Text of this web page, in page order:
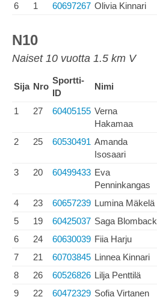
6
1 60697267 Olivia Kinnari
N10
Naiset 10 vuotta 1.5 km V
Sija Nro
Sportti-
ID
Nimi
1 27 60405155 Verna
Hakamaa
2 25 60530491 Amanda
Isosaari
3 20 60499433 Eva
Penninkangas
4 23 60657239 Lumina Mäkelä
5
19 60425037 Saga Blomback
6
24 60630039 Fiia Harju
7
21 60703845 Linnea Kinnari
8
26 60526826 Lilja Penttilä
9
22 60472329 Sofia Virtanen